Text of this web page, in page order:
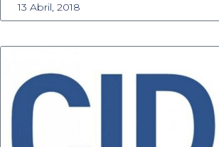
13 Abril, 2018